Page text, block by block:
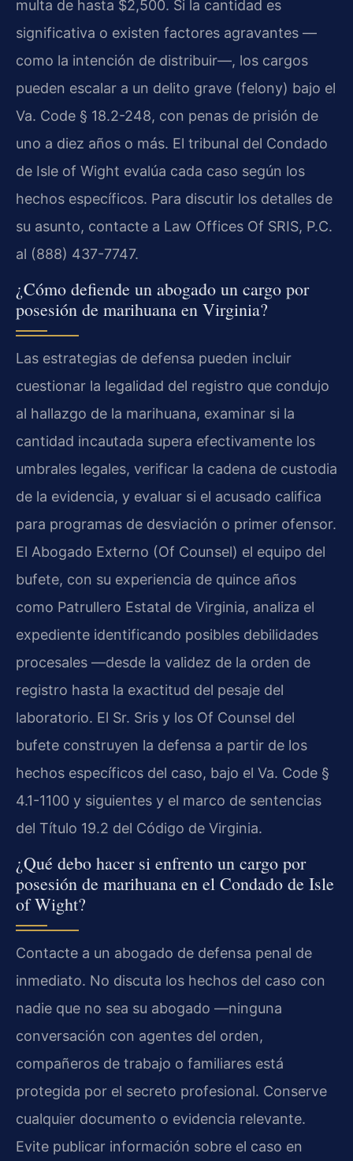
multa de hasta $2,500. Si la cantidad es
significativa o existen factores agravantes —
como la intención de distribuir—, los cargos
pueden escalar a un delito grave (felony) bajo el
Va. Code § 18.2-248, con penas de prisión de
uno a diez años o más. El tribunal del Condado
de Isle of Wight evalúa cada caso según los
hechos específicos. Para discutir los detalles de
su asunto, contacte a Law Offices Of SRIS, P.C.
al (888) 437-7747.
¿Cómo defiende un abogado un cargo por
posesión de marihuana en Virginia?
Las estrategias de defensa pueden incluir
cuestionar la legalidad del registro que condujo
al hallazgo de la marihuana, examinar si la
cantidad incautada supera efectivamente los
umbrales legales, verificar la cadena de custodia
de la evidencia, y evaluar si el acusado califica
para programas de desviación o primer ofensor.
El Abogado Externo (Of Counsel) el equipo del
bufete, con su experiencia de quince años
como Patrullero Estatal de Virginia, analiza el
expediente identificando posibles debilidades
procesales —desde la validez de la orden de
registro hasta la exactitud del pesaje del
laboratorio. El Sr. Sris y los Of Counsel del
bufete construyen la defensa a partir de los
hechos específicos del caso, bajo el Va. Code §
4.1-1100 y siguientes y el marco de sentencias
del Título 19.2 del Código de Virginia.
¿Qué debo hacer si enfrento un cargo por
posesión de marihuana en el Condado de Isle
of Wight?
Contacte a un abogado de defensa penal de
inmediato. No discuta los hechos del caso con
nadie que no sea su abogado —ninguna
conversación con agentes del orden,
compañeros de trabajo o familiares está
protegida por el secreto profesional. Conserve
cualquier documento o evidencia relevante.
Evite publicar información sobre el caso en